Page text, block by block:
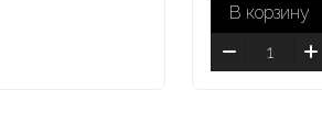
В корзину